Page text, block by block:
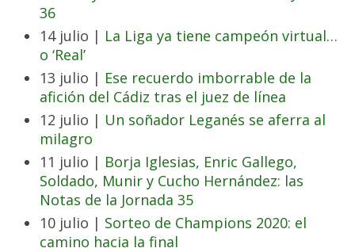
36
14 julio | La Liga ya tiene campeón virtual…
o ‘Real’
13 julio | Ese recuerdo imborrable de la
afición del Cádiz tras el juez de línea
12 julio | Un soñador Leganés se aferra al
milagro
11 julio | Borja Iglesias, Enric Gallego,
Soldado, Munir y Cucho Hernández: las
Notas de la Jornada 35
10 julio | Sorteo de Champions 2020: el
camino hacia la final